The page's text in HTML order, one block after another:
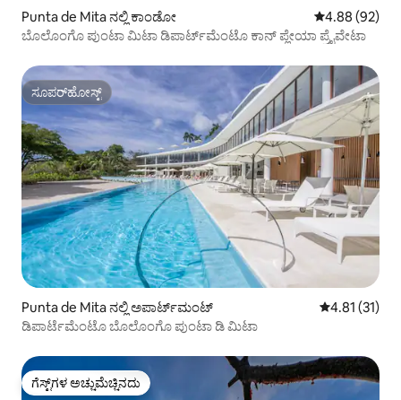
Punta de Mita ನಲ್ಲಿ ಕಾಂಡೋ 5 ರಲ್ಲಿ 4.88
4.88 (92)
ಬೊಲೊಂಗೊ ಪುಂಟಾ ಮಿಟಾ ಡಿಪಾರ್ಟ್‌ಮೆಂಟೊ ಕಾನ್ ಪ್ಲೇಯಾ ಪ್ರೈವೇಟಾ
ಸೂಪರ್‌ಹೋಸ್ಟ್
ಸೂಪರ್‌ಹೋಸ್ಟ್
Punta de Mita ನಲ್ಲಿ ಅಪಾರ್ಟ್‌ಮಂಟ್ 5 ರಲ್ಲಿ 4.81
4.81 (31)
ಡಿಪಾರ್ಟೆಮೆಂಟೊ ಬೊಲೊಂಗೊ ಪುಂಟಾ ಡಿ ಮಿಟಾ
ಗೆಸ್ಟ್‌ಗಳ ಅಚ್ಚುಮೆಚ್ಚಿನದು
ಗೆಸ್ಟ್‌ಗಳ ಅಚ್ಚುಮೆಚ್ಚಿನದು